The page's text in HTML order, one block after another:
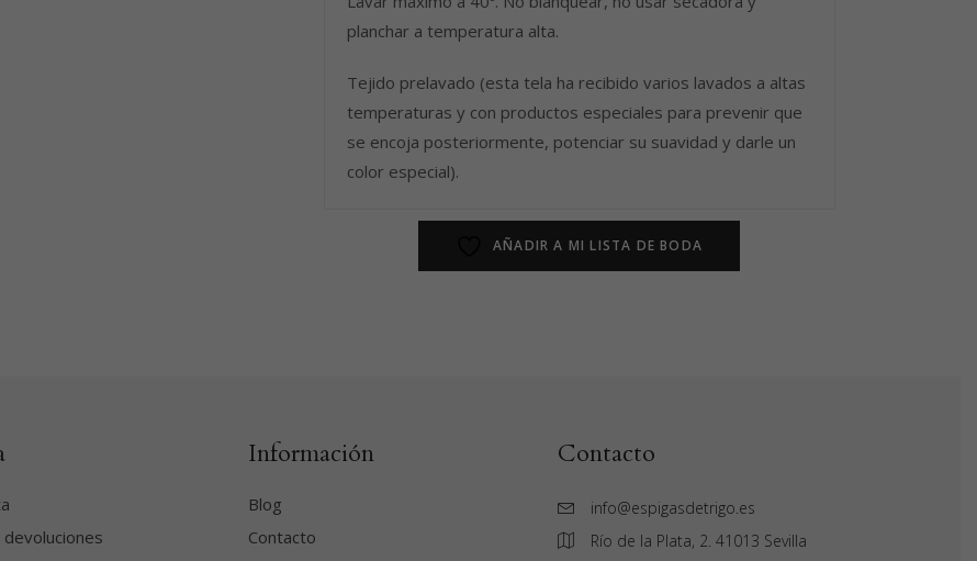
planchar a temperatura alta.
Tejido prelavado (esta tela ha recibido varios lavados a altas
temperaturas y con productos especiales para prevenir que
se encoja posteriormente, potenciar su suavidad y darle un
color especial).
AÑADIR A MI LISTA DE BODA
devoluciones
Información
Blog
Contacto
Contacto
info@espigasdetrigo.es
Río de la Plata, 2. 41013 Sevilla